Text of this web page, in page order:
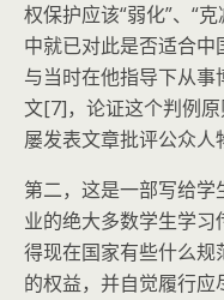
权保护应该“弱化”、“
中就已对此是否适合
与当时在他指导下从
文[7]，论证这个判例
屡发表文章批评公众人
第二，这是一部写给
业的绝大多数学生学
得现在国家有些什么
的权益，并自觉履行应